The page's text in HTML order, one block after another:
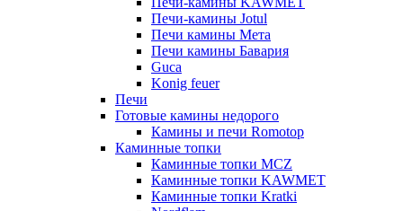
Печи-камины Jotul
Печи камины Мета
Печи камины Бавария
Guca
Konig feuer
Печи
Готовые камины недорого
Камины и печи Romotop
Каминные топки
Каминные топки MCZ
Каминные топки KAWMET
Каминные топки Kratki